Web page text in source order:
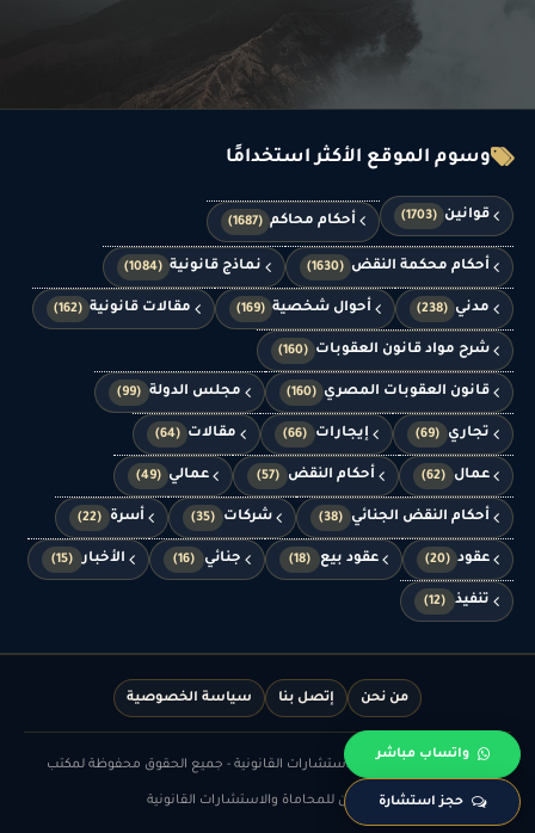
واتساب مباشر
حجز استشارة
وسوم الموقع الأكثر استخدامًا
قوانين (1703) أحكام محاكم (1687)
أحكام محكمة النقض (1630) نماذج قانونية (1084)
مدني (238) أحوال شخصية (169) مقالات قانونية (162)
شرح مواد قانون العقوبات (160)
قانون العقوبات المصري (160) مجلس الدولة (99)
تجاري (69) إيجارات (66) مقالات (64)
عمال (62) أحكام النقض (57) عمالي (49)
أحكام النقض الجنائي (38) شركات (35) أسرة (22)
عقود (20) عقود بيع (18) جنائي (16) الأخبار (15)
تنفيذ (12)
من نحن إتصل بنا سياسة الخصوصية
© الدهشان للمحاماة والاستشارات القانونية - جميع الحقوق محفوظة لمكتب
الدهشان للمحاماة والاستشارات القانونية